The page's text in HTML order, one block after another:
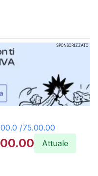
SPONSORIZZATO
/75.00.00
Attuale